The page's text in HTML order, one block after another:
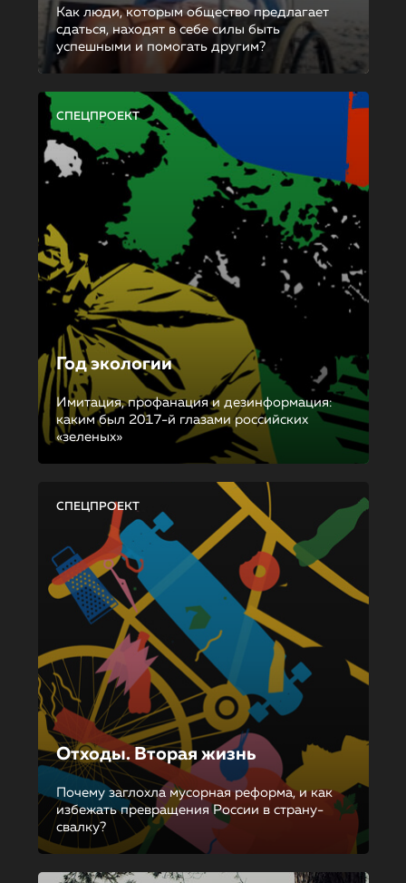
Как люди, которым общество предлагает
сдаться, находят в себе силы быть
успешными и помогать другим?
СПЕЦПРОЕКТ
Год экологии
Имитация, профанация и дезинформация:
каким был 2017-й глазами российских
«зеленых»
СПЕЦПРОЕКТ
Отходы. Вторая жизнь
Почему заглохла мусорная реформа, и как
избежать превращения России в страну-
свалку?